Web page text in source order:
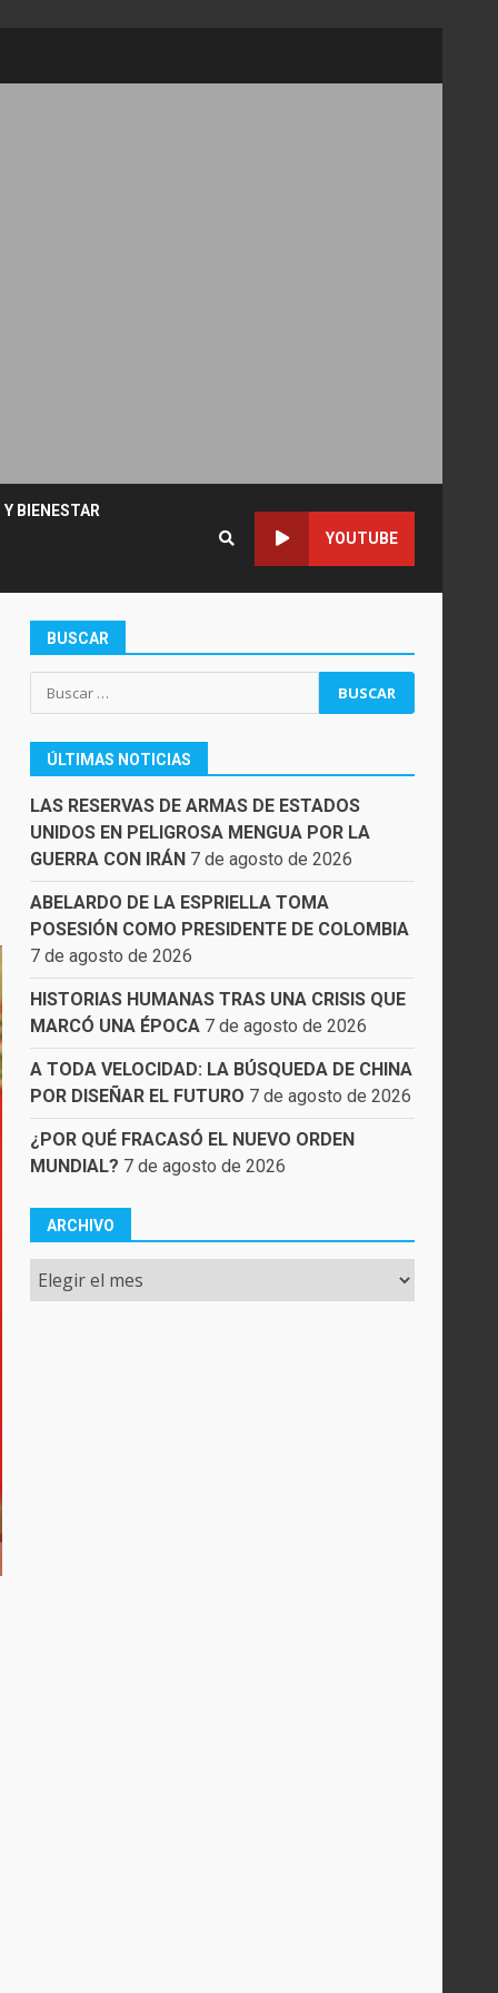
BIENESTAR
YOUTUBE
BUSCAR
Buscar:
ÚLTIMAS NOTICIAS
LAS RESERVAS DE ARMAS DE ESTADOS
UNIDOS EN PELIGROSA MENGUA POR LA
GUERRA CON IRÁN 7 de agosto de 2026
ABELARDO DE LA ESPRIELLA TOMA
POSESIÓN COMO PRESIDENTE DE COLOMBIA
7 de agosto de 2026
HISTORIAS HUMANAS TRAS UNA CRISIS QUE
MARCÓ UNA ÉPOCA 7 de agosto de 2026
A TODA VELOCIDAD: LA BÚSQUEDA DE CHINA
POR DISEÑAR EL FUTURO 7 de agosto de 2026
¿POR QUÉ FRACASÓ EL NUEVO ORDEN
MUNDIAL? 7 de agosto de 2026
ARCHIVO
Archivo